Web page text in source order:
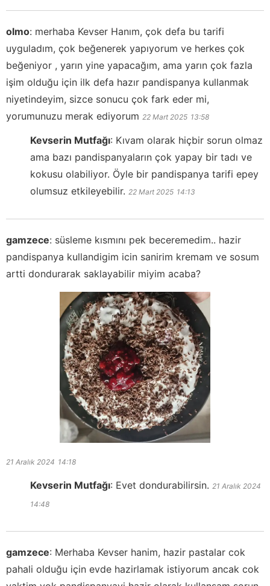
olmo: merhaba Kevser Hanım, çok defa bu tarifi
uyguladım, çok beğenerek yapıyorum ve herkes çok
beğeniyor , yarın yine yapacağım, ama yarın çok fazla
işim olduğu için ilk defa hazır pandispanya kullanmak
niyetindeyim, sizce sonucu çok fark eder mi,
yorumunuzu merak ediyorum 22 Mart 2025 13:58
Kevserin Mutfağı: Kıvam olarak hiçbir sorun olmaz
ama bazı pandispanyaların çok yapay bir tadı ve
kokusu olabiliyor. Öyle bir pandispanya tarifi epey
olumsuz etkileyebilir. 22 Mart 2025 14:13
gamzece: süsleme kısmını pek beceremedim.. hazir
pandispanya kullandigim icin sanirim kremam ve sosum
artti dondurarak saklayabilir miyim acaba?
21 Aralık 2024 14:18
Kevserin Mutfağı: Evet dondurabilirsin. 21 Aralık 2024
14:48
gamzece: Merhaba Kevser hanim, hazir pastalar cok
pahali olduğu için evde hazirlamak istiyorum ancak cok